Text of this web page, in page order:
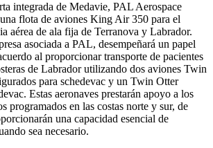
integrada de Medavie, PAL Aerospace
flota de aviones King Air 350 para el
aérea de ala fija de Terranova y Labrador.
asociada a PAL, desempeñará un papel
al proporcionar transporte de pacientes
de Labrador utilizando dos aviones Twin
para schedevac y un Twin Otter
Estas aeronaves prestarán apoyo a los
programados en las costas norte y sur, de
una capacidad esencial de
sea necesario.